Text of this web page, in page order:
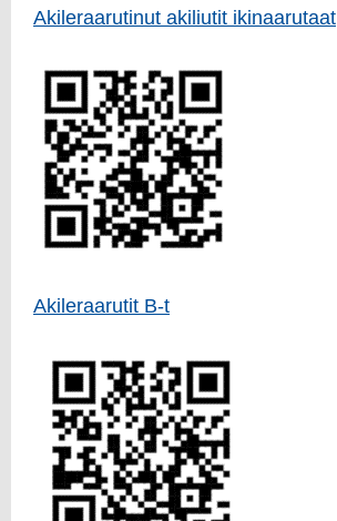
Akileraarutinut akiliutit ikinaarutaat
Akileraarutit B-t